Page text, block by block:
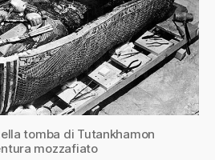
tomba di Tutankhamon
mozzafiato